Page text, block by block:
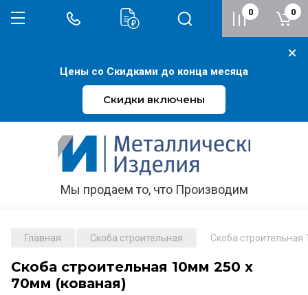
Цены со Скидками до конца месяца
Скидки включены
Мы продаем то, что Производим
0 0
Главная Скоба строительная Скоба
Скоба строительная 10мм 250 х
70мм (кованая)